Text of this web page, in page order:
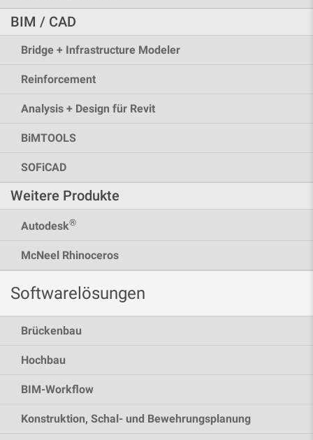
BIM / CAD
Bridge + Infrastructure Modeler
Reinforcement
Analysis + Design für Revit
BiMTOOLS
SOFiCAD
Weitere Produkte
Autodesk®
McNeel Rhinoceros
Softwarelösungen
Brückenbau
Hochbau
BIM-Workflow
Konstruktion, Schal- und Bewehrungsplanung